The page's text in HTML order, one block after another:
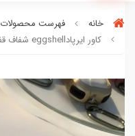
خانه
فهرست محصولات
کاور ایرپادeggshell شفاف قفل دار مگنتی ضدضربه شماره 5